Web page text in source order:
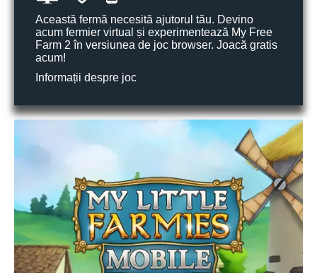
Această fermă necesită ajutorul tău. Devino
acum fermier virtual și experimentează My Free
Farm 2 în versiunea de joc browser. Joacă gratis
acum!
Informații despre joc